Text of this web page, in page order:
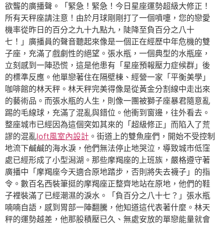
欲聾的廣播聲。「緊急！緊急！今日星座運勢超級大修正！
所有天秤座請注意！由於月球剛剛打了一個噴嚏，您的戀愛
機率從昨日的百分之九十九點九，陡降至負百分之八十
七！」廣播員的聲音聽起來像是一個正在經歷中年危機的雙
子座，充滿了戲劇性的絕望。張水瓶，一個典型的水瓶座，
立刻感到一陣恐慌，這是他患有「星座預報壓力症候群」後
的標準反應。他單戀著住在隔壁棟、經營一家「平衡美學」
咖啡館的林天秤。林天秤完美得像是從黃金分割線中走出來
的藝術品。而張水瓶的人生，則像一團被獅子座暴君隨意亂
踢的毛線球，充滿了混亂與錯位。他衝到窗邊，往外看去。
整座城市已經因為這個突如其來的「超級修正」而陷入了荒
謬的混亂loft風室內設計 。街道上的雙魚座們，開始不受控制
地流下鹹鹹的海水淚，他們無法停止地哭泣，導致城市低窪
處已經形成了小型潟湖。那些摩羯座的上班族，嚴格遵守著
廣播中「摩羯座今天適合原地踏步，否則將失去襪子」的指
令。數百名西裝筆挺的摩羯座正整齊地站在原地，他們的鞋
子裡裝滿了已經潮濕的淚水。「負百分之八十七？」張水瓶
喃喃自語，感到胃部一陣翻騰，他知道這代表著什麼。林天
秤的運勢越差，他那股積壓已久、無處安放的單戀能量就會